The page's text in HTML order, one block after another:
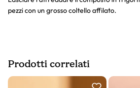
pezzi con un grosso coltello affilato.
Prodotti correlati
Slider prodotto